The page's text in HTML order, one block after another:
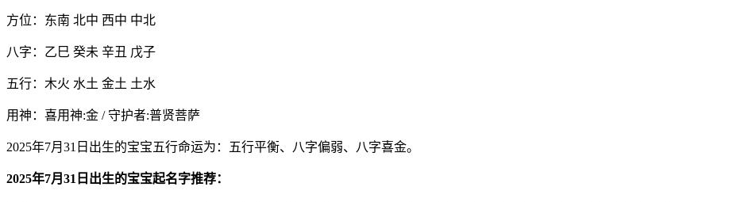
方位：东南 北中 西中 中北
八字：乙巳 癸未 辛丑 戊子
五行：木火 水土 金土 土水
用神：喜用神:金 / 守护者:普贤菩萨
2025年7月31日出生的宝宝五行命运为：五行平衡、八字偏弱、八字喜金。
2025年7月31日出生的宝宝起名字推荐：